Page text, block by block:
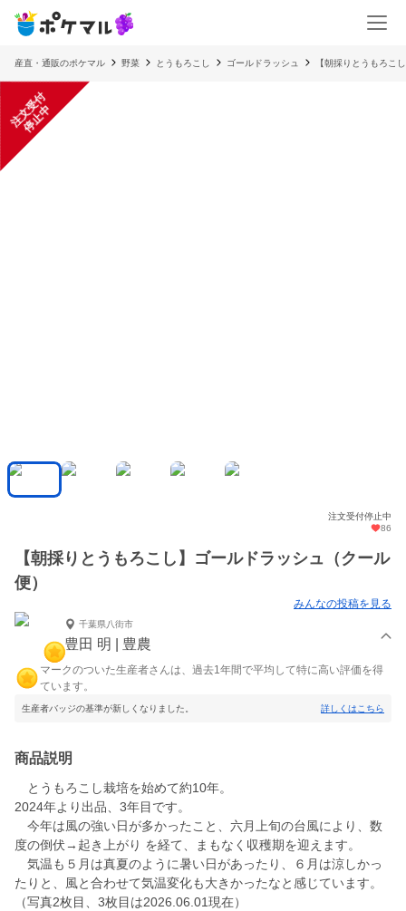
産直・通販のポケマル 野菜 とうもろこし ゴールドラッシュ 【朝採りとうもろこ
注
文
受
付
停
止
中
注文受付停止中
86
【朝採りとうもろこし】ゴールドラッシュ（クール
便）
みんなの投稿を見る
千葉県八街市
豊田 明 | 豊農
マークのついた生産者さんは、過去1年間で平均して特に高い評価を得
ています。
生産者バッジの基準が新しくなりました。 詳しくはこちら
商品説明
とうもろこし栽培を始めて約10年。
2024年より出品、3年目です。
今年は風の強い日が多かったこと、六月上旬の台風により、数
度の倒伏→起き上がり を経て、まもなく収穫期を迎えます。
気温も５月は真夏のように暑い日があったり、６月は涼しかっ
たりと、風と合わせて気温変化も大きかったなと感じています。
（写真2枚目、3枚目は2026.06.01現在）